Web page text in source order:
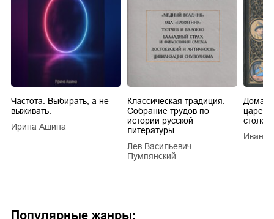
Популярные жанры:
Частота. Выбирать, а не
выживать.
Ирина Ашина
Классическая традиция.
Собрание трудов по
истории русской
литературы
Лев Васильевич
Пумпянский
царей
Иван